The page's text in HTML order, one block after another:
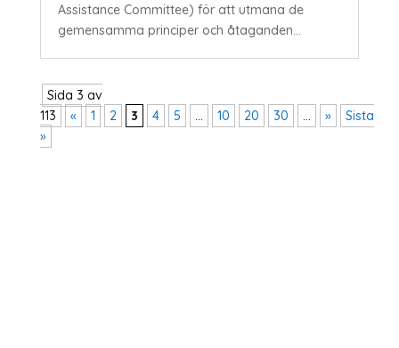
Assistance Committee) för att utmana de
gemensamma principer och åtaganden...
Sida 3 av
113
« 1 2 3 4 5 ... 10 20 30 ... »
Sista
»